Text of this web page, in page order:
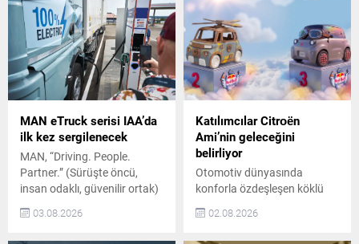
MAN eTruck serisi IAA’da
ilk kez sergilenecek
MAN, “Driving. People.
Partner.” (Sürüşte öncü,
insan odaklı, güvenilir ortak)
sloganıyla Eylül ayındaki IAA
Transportation 2026
03.08.2026
Katılımcılar Citroën
Ami’nin geleceğini
belirliyor
Otomotiv dünyasında
konforla özdeşleşen köklü
mirasa sahip Citroën, 23
Ağustos 2026 tarihinde
02.08.2026